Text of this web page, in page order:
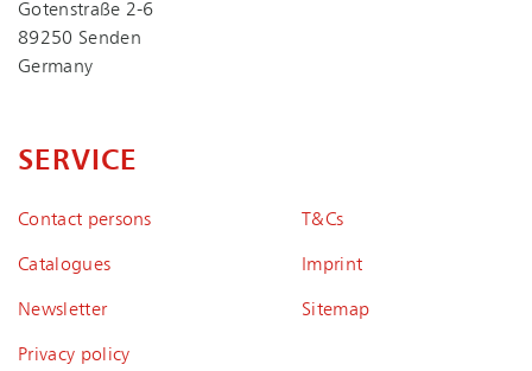
Gotenstraße 2-6
89250 Senden
Germany
SERVICE
Contact persons
Catalogues
Newsletter
Privacy policy
T&Cs
Imprint
Sitemap